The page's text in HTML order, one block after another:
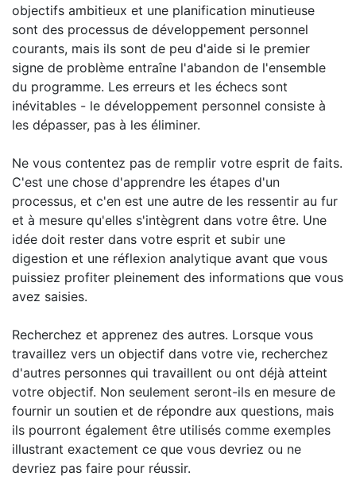
objectifs ambitieux et une planification minutieuse
sont des processus de développement personnel
courants, mais ils sont de peu d'aide si le premier
signe de problème entraîne l'abandon de l'ensemble
du programme. Les erreurs et les échecs sont
inévitables - le développement personnel consiste à
les dépasser, pas à les éliminer.
Ne vous contentez pas de remplir votre esprit de faits.
C'est une chose d'apprendre les étapes d'un
processus, et c'en est une autre de les ressentir au fur
et à mesure qu'elles s'intègrent dans votre être. Une
idée doit rester dans votre esprit et subir une
digestion et une réflexion analytique avant que vous
puissiez profiter pleinement des informations que vous
avez saisies.
Recherchez et apprenez des autres. Lorsque vous
travaillez vers un objectif dans votre vie, recherchez
d'autres personnes qui travaillent ou ont déjà atteint
votre objectif. Non seulement seront-ils en mesure de
fournir un soutien et de répondre aux questions, mais
ils pourront également être utilisés comme exemples
illustrant exactement ce que vous devriez ou ne
devriez pas faire pour réussir.